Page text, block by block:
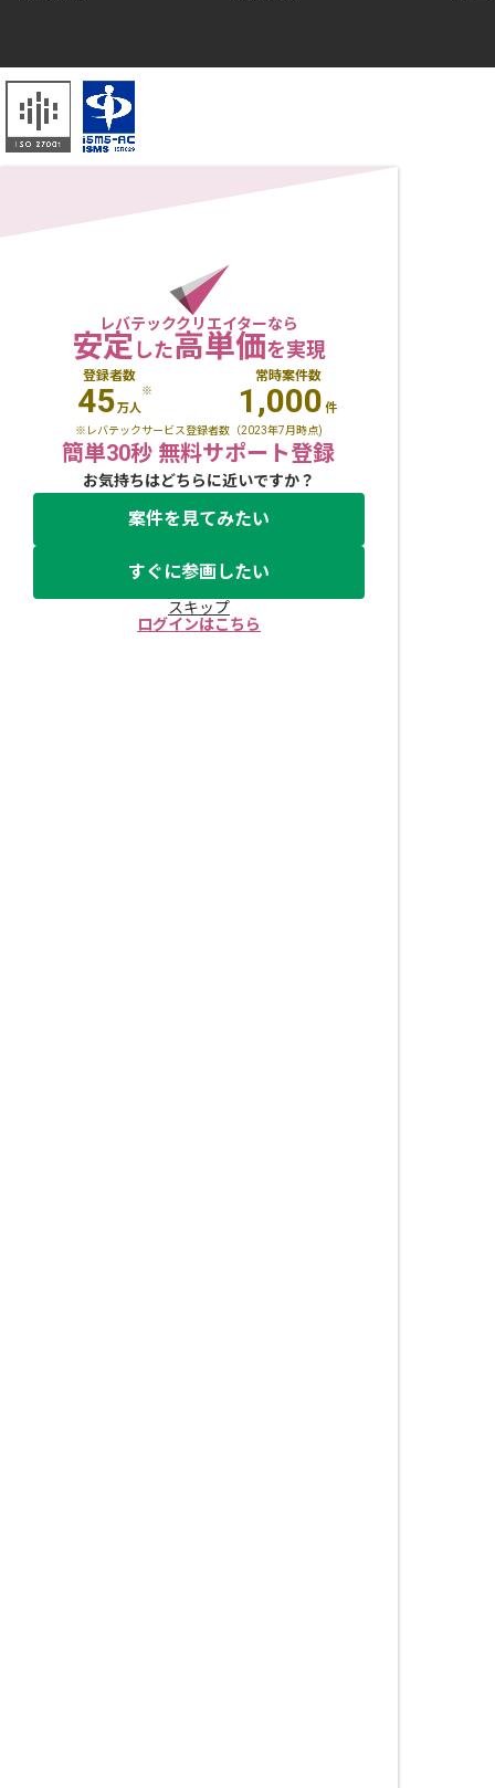
レバテッククリエイターなら
安定した高単価を実現
登録者数
45万人
※
常時案件数
1,000 件
※レバテックサービス登録者数（2023年7月時点)
簡単30秒 無料サポート登録
お気持ちはどちらに近いですか？
案件を見てみたい
すぐに参画したい
スキップ
ログインはこちら